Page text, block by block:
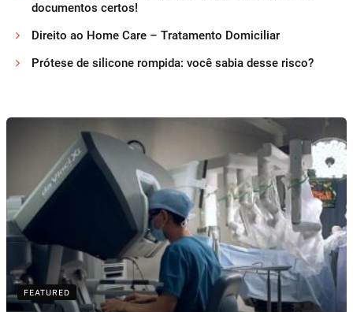
documentos certos!
Direito ao Home Care – Tratamento Domiciliar
Prótese de silicone rompida: você sabia desse risco?
FEATURED